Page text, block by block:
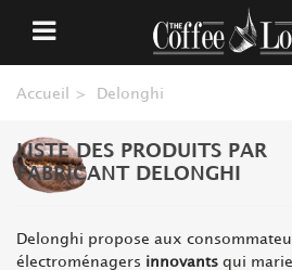
Accueil > Delonghi
LISTE DES PRODUITS PAR
FABRICANT DELONGHI
Delonghi propose aux
électroménagers innovants qui